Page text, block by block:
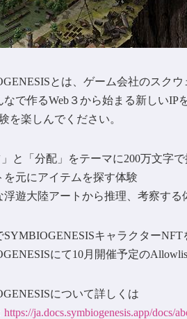
とは、ゲーム会社のスク
なで作るWeb３から始まる新しいIP
を楽しんでください。
と「分配」をテーマに200万文字
を元にアイテムを探す体験
浮遊大陸アートから推理、考察する
キャラクターNFT
にて10月開催予定の
について詳しくは
https://ja.docs.symbiogenesis.app/docs/